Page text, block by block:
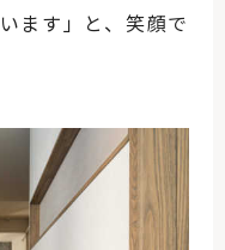
ます」と、笑顔で